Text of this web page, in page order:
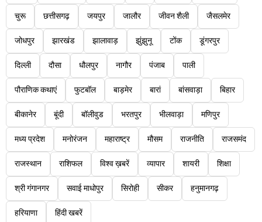
चुरू छत्तीसगढ़ जयपुर जालौर जीवन शैली जैसलमेर
जोधपुर झारखंड झालावाड़ झुंझुनू टोंक डूंगरपुर
दिल्ली दौसा धौलपुर नागौर पंजाब पाली
पौराणिक कथाएं फुटबॉल बाड़मेर बारां बांसवाड़ा बिहार
बीकानेर बूंदी बॉलीवुड भरतपुर भीलवाड़ा मणिपुर
मध्य प्रदेश मनोरंजन महाराष्ट्र मौसम राजनीति राजसमंद
राजस्थान राशिफल विश्व ख़बरें व्यापार शायरी शिक्षा
श्री गंगानगर सवाई माधोपुर सिरोही सीकर हनुमानगढ़
हरियाणा हिंदी खबरें